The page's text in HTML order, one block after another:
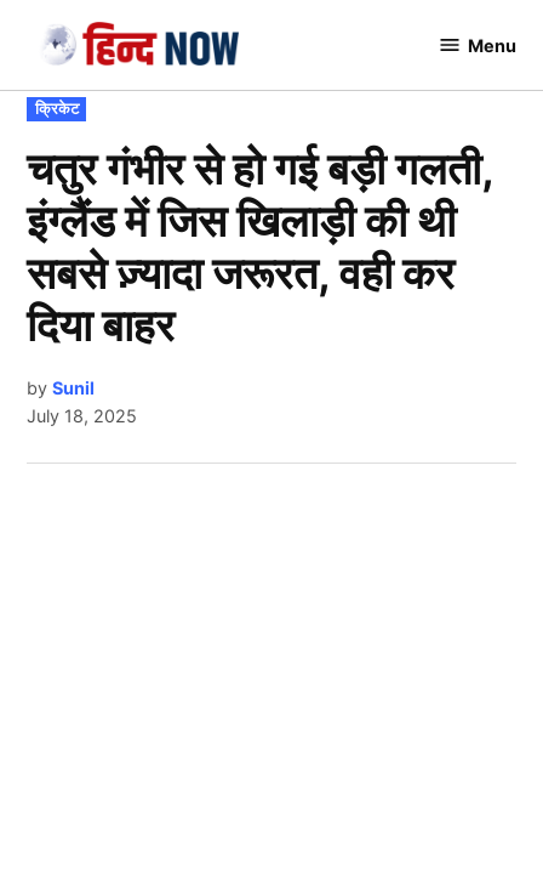
content
Menu
POSTED
IN
क्रिकेट
चतुर गंभीर से हो गई बड़ी गलती,
इंग्लैंड में जिस खिलाड़ी की थी
सबसे ज़्यादा जरूरत, वही कर
दिया बाहर
by Sunil
July 18, 2025